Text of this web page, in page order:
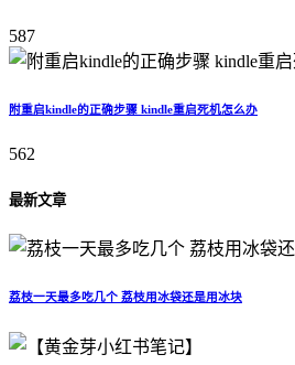
587
附重启kindle的正确步骤 kindle重启死机怎么办
562
最新文章
荔枝一天最多吃几个 荔枝用冰袋还是用冰块